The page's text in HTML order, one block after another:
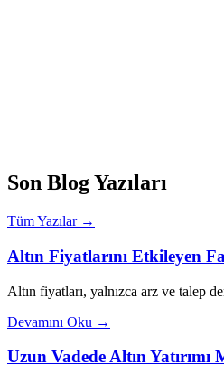
Son Blog Yazıları
Tüm Yazılar →
Altın Fiyatlarını Etkileyen
Altın fiyatları, yalnızca arz ve talep
Devamını Oku →
Uzun Vadede Altın Yatırımı